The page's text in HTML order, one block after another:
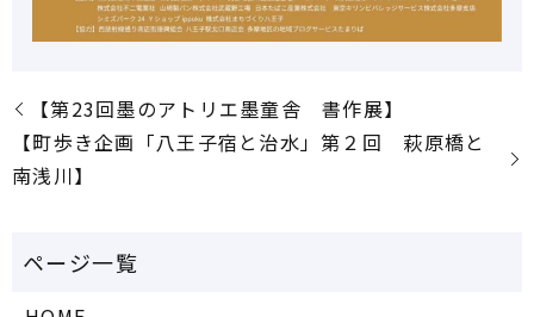
【第23回墨のアトリエ墨童舎 書作展】
【町歩き企画「八王子宿と治水」第２回 萩原橋と
南浅川】